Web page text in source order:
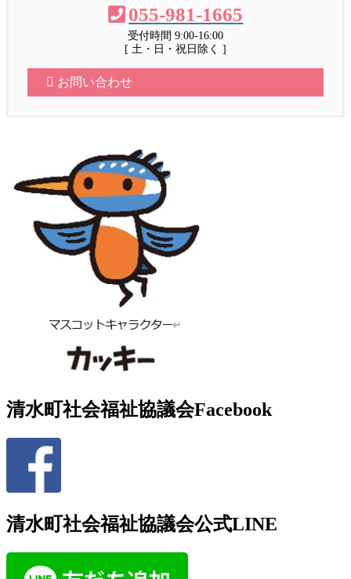
055-981-1665
受付時間 9:00-16:00
[ 土・日・祝日除く ]
お問い合わせ
清水町社会福祉協議会Facebook
清水町社会福祉協議会公式LINE